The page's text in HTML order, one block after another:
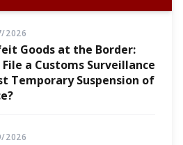
2026
Goods at the Border:
File a Customs Surveillance
Temporary Suspension of
2026